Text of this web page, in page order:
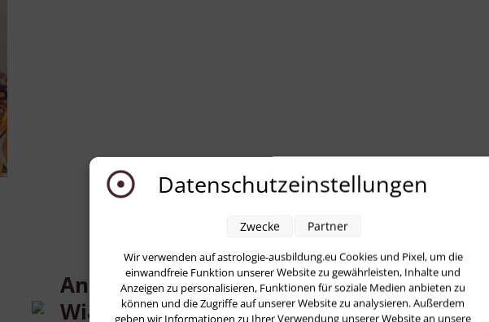
Anna
Wiatrok
Barbara
Labes
Datenschutzeinstellungen
Wir verwenden auf astrologie-ausbildung.eu Cookies und Pixel, um die
einwandfreie Funktion unserer Website zu gewährleisten, Inhalte und
Anzeigen zu personalisieren, Funktionen für soziale Medien anbieten zu
können und die Zugriffe auf unserer Website zu analysieren. Außerdem
geben wir Informationen zu Ihrer Verwendung unserer Website an unsere
Zwecke Partner